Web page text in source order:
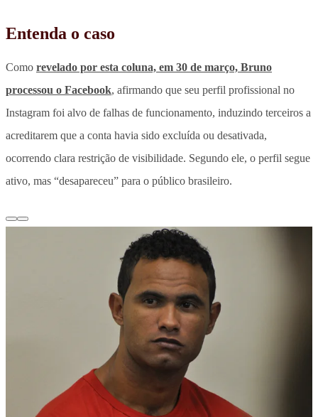
Entenda o caso
Como revelado por esta coluna, em 30 de março, Bruno
processou o Facebook, afirmando que seu perfil profissional no
Instagram foi alvo de falhas de funcionamento, induzindo terceiros a
acreditarem que a conta havia sido excluída ou desativada,
ocorrendo clara restrição de visibilidade. Segundo ele, o perfil segue
ativo, mas “desapareceu” para o público brasileiro.